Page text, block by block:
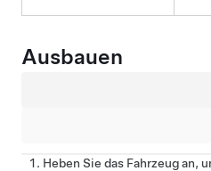
Ausbauen
Heben Sie das Fahrzeug an,